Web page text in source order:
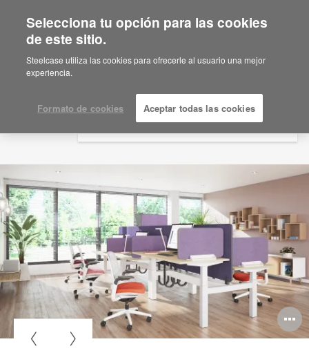
Are you in United States?
Would you like to see Products we sell in
your region?
English
Español
Selecciona tu opción para las cookies
de este sitio.
Steelcase utiliza las cookies para ofrecerle al usuario una mejor
experiencia.
Formato de cookies Aceptar todas las cookies